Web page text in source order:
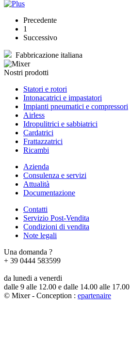
Precedente
1
Successivo
Fabbricazione italiana
Nostri prodotti
Statori e rotori
Intonacatrici e impastatori
Impianti pneumatici e compressori
Airless
Idropulitrici e sabbiatrici
Cardatrici
Frattazzatrici
Ricambi
Azienda
Consulenza e servizi
Attualità
Documentazione
Contatti
Servizio Post-Vendita
Condizioni di vendita
Note legali
Una domanda ?
+ 39 0444 583599
da lunedi a venerdi
dalle 9 alle 12.00 e dalle 14.00 alle 17.00
© Mixer - Conception : epartenaire